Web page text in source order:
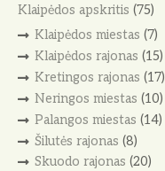
Klaipėdos apskritis (75)
Klaipėdos miestas (7)
Klaipėdos rajonas (15)
Kretingos rajonas (17)
Neringos miestas (10)
Palangos miestas (14)
Šilutės rajonas (8)
Skuodo rajonas (20)